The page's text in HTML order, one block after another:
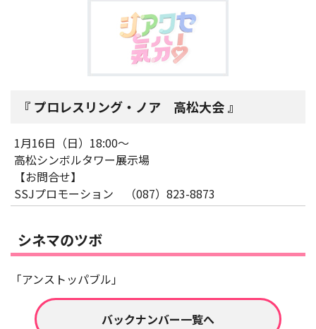
プロレスリング・ノア 高松大会
1月16日（日）18:00～
高松シンボルタワー展示場
【お問合せ】
SSJプロモーション （087）823-8873
シネマのツボ
「アンストッパブル」
バックナンバー一覧へ